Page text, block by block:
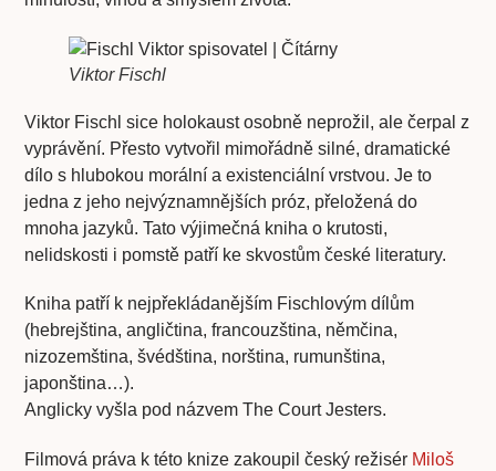
Viktor Fischl
Viktor Fischl sice holokaust osobně neprožil, ale čerpal z
vyprávění. Přesto vytvořil mimořádně silné, dramatické
dílo s hlubokou morální a existenciální vrstvou. Je to
jedna z jeho nejvýznamnějších próz, přeložená do
mnoha jazyků. Tato výjimečná kniha o krutosti,
nelidskosti i pomstě patří ke skvostům české literatury.
Kniha patří k nejpřekládanějším Fischlovým dílům
(hebrejština, angličtina, francouzština, němčina,
nizozemština, švédština, norština, rumunština,
japonština…).
Anglicky vyšla pod názvem The Court Jesters.
Filmová práva k této knize zakoupil český režisér Miloš